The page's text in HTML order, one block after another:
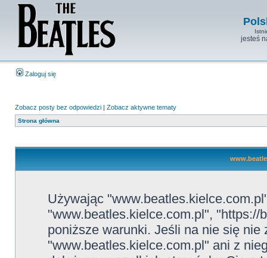
jesteś
Zaloguj się
Zobacz posty bez odpowiedzi | Zobacz aktywne tematy
Strona główna
Używając
"www.beatles.kielce.com.pl",
poniższe warunki. Jeśli na nie się
"www.beatles.kielce.com.pl" ani z